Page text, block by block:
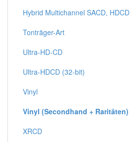
Hybrid Multichannel SACD, HDCD
Tonträger-Art
Ultra-HD-CD
Ultra-HDCD (32-bit)
Vinyl
Vinyl (Secondhand + Raritäten)
XRCD